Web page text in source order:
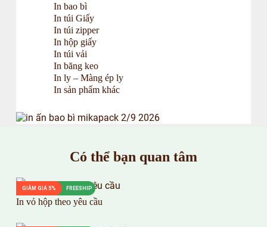
In bao bì
In túi Giấy
In túi zipper
In hộp giấy
In túi vải
In băng keo
In ly – Màng ép ly
In sản phẩm khác
Có thể bạn quan tâm
GIẢM GIÁ 5% FREESHIP
In vỏ hộp theo yêu cầu